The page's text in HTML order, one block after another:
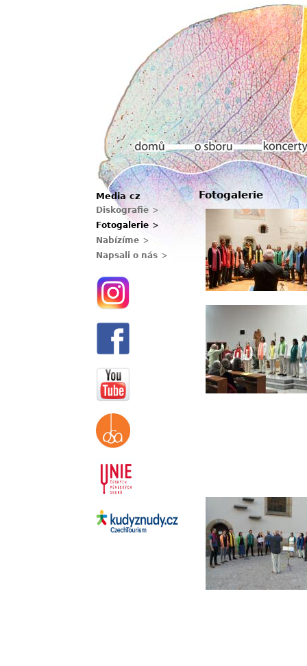
Fotogalerie
Hlavní menu
Domů O sboru Koncerty
Media cz
Diskografie
Fotogalerie
Nabízíme
Napsali o nás